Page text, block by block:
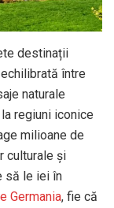
destinații
între
naturale
regiuni iconice
milioane de
culturale și
să le iei în
Germania, fie că